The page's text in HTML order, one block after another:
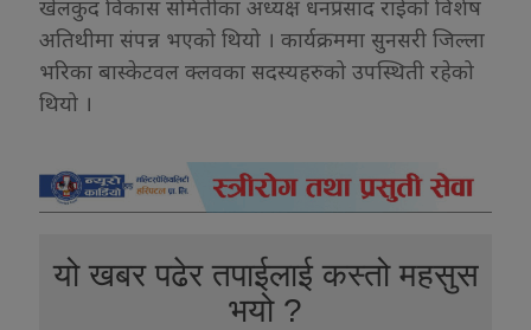
खेलकुद विकास समितीका अध्यक्ष धनप्रसाद राईको विशेष
अतिथीमा संपन्न भएको थियो । कार्यक्रममा सुनसरी जिल्ला
भरिका बास्केटवल क्लवका सदस्यहरुको उपस्थिती रहेको
थियो ।
यो खबर पढेर तपाईलाई कस्तो महसुस
भयो ?